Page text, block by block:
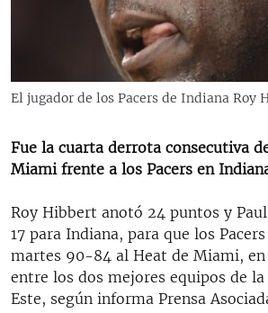
RADIO MARTÍ
ESPECIALES
SER VIEJO EN CUBA
KENTU-CUBANO
LOS SANTOS DE HIALEAH
DESINFORMACIÓN RUSA EN AMÉRICA
LA INVASIÓN DE RUSIA A UCRANIA
MULTIMEDIA
SÍGUENOS
El jugador de los Pacers de Indiana Roy
Fue la cuarta derrota consecutiva
Miami frente a los Pacers en
Roy Hibbert anotó 24 puntos y
17 para Indiana, para que los
martes 90-84 al Heat de Miami,
entre los dos mejores equipos de la
Este, según informa Prensa